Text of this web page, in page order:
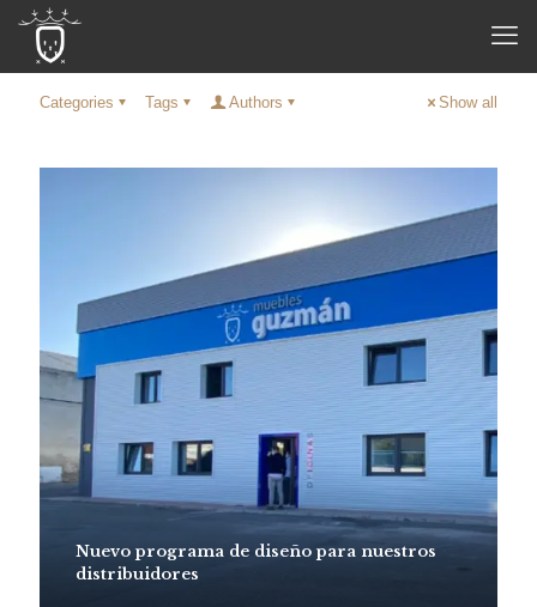
Categories Tags Authors Show all
Nuevo programa de diseño para nuestros
distribuidores